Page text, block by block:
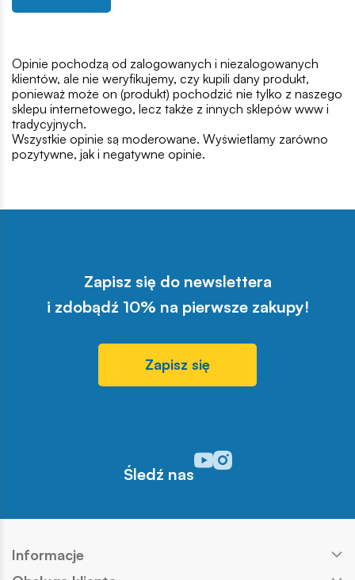
Opinie pochodzą od zalogowanych i niezalogowanych
klientów, ale nie weryfikujemy, czy kupili dany produkt,
ponieważ może on (produkt) pochodzić nie tylko z naszego
sklepu internetowego, lecz także z innych sklepów www i
tradycyjnych.
Wszystkie opinie są moderowane. Wyświetlamy zarówno
pozytywne, jak i negatywne opinie.
Zapisz się do newslettera
i zdobądź 10% na pierwsze zakupy!
Zapisz się
Śledź nas
Odwiedź nasz profil w
Odwiedź nasz profil w
Informacje